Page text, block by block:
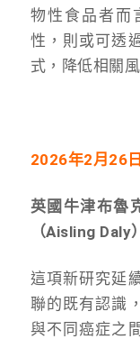
物性食品者而
性，則或可透
式，降低相關風
2026年2月26日
英國牛津布魯
（Aisling Daly）
這項新研究延
聯的既有認識
與不同癌症之